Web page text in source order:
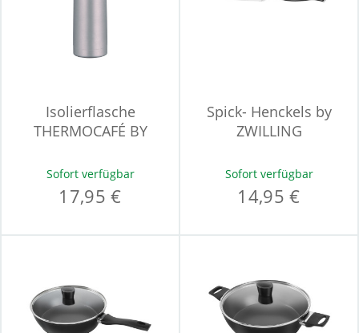
Isolierflasche
THERMOCAFÉ BY
BEVERAGE
Sofort verfügbar
17,95 €
Spick- Henckels by
ZWILLING
ACCENT
Sofort verfügbar
14,95 €